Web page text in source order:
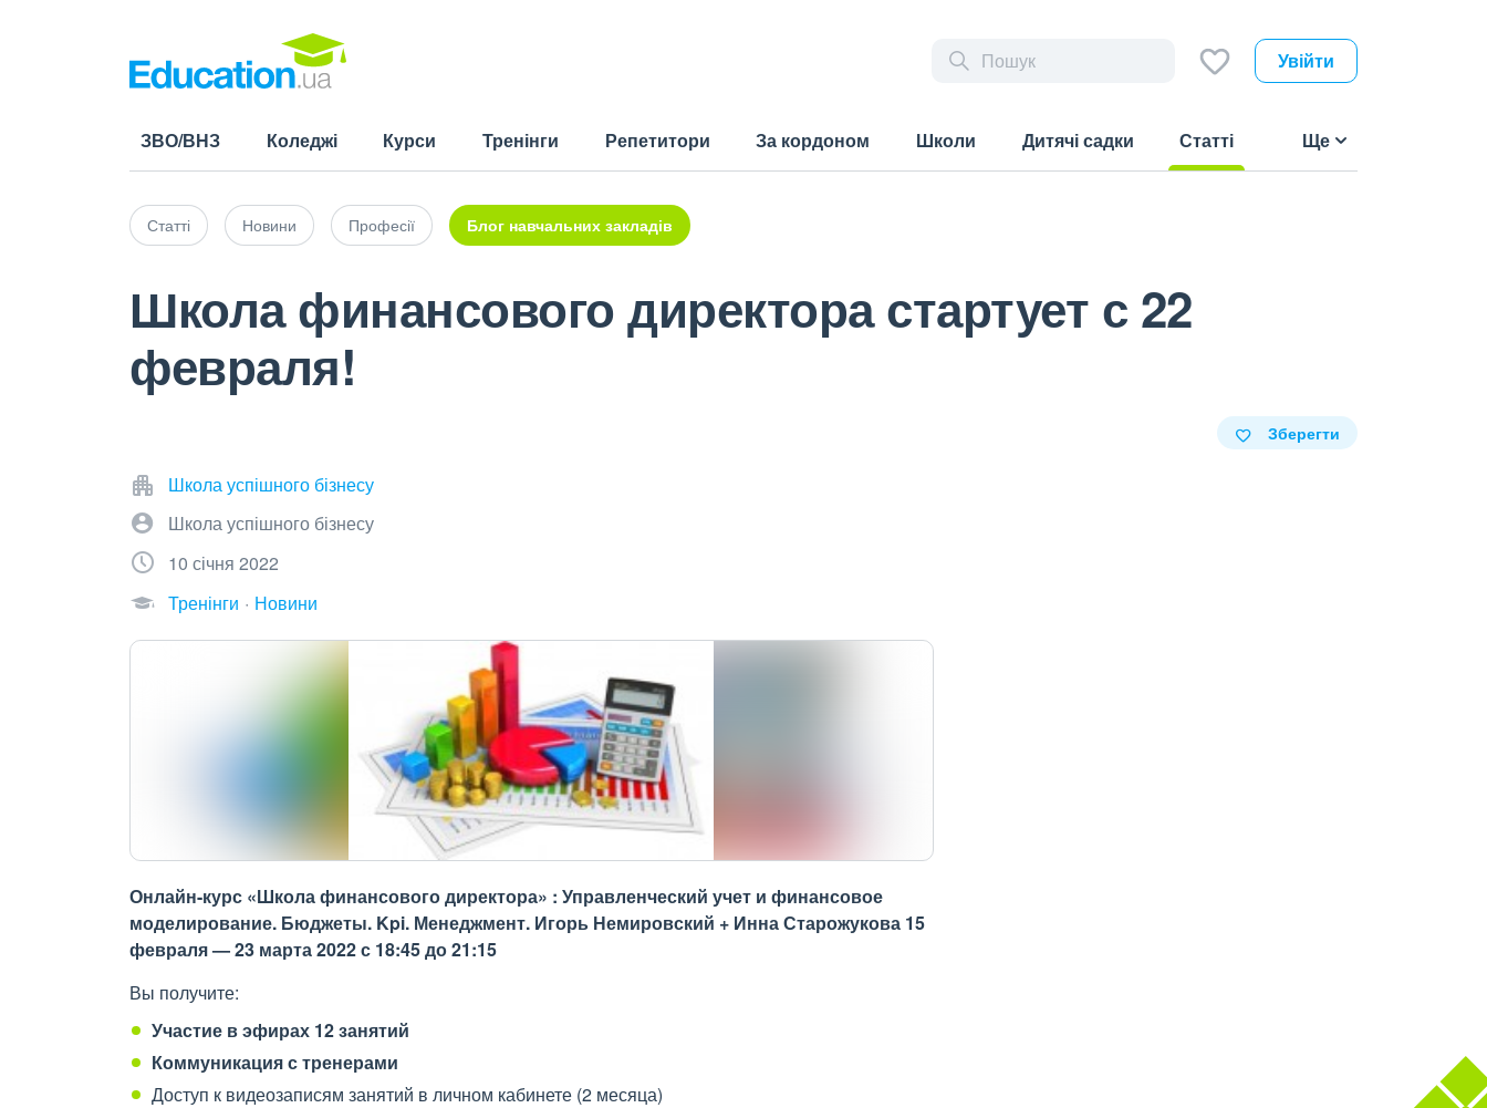
Увійти
ЗВО/ВНЗ Коледжі Курси Тренінги Репетитори За кордоном Школи Дитячі садки
Статті
Ще
Статті Новини Професії Блог навчальних закладів
Школа финансового директора стартует с 22
февраля!
Зберегти
Школа успішного бізнесу
Школа успішного бізнесу
10 січня 2022
Тренінги
Новини
Онлайн-курс «Школа финансового директора» : Управленческий учет и финансовое
моделирование. Бюджеты. Kpi. Менеджмент. Игорь Немировский + Инна Старожукова 15
февраля — 23 марта 2022 с 18:45 до 21:15
Вы получите:
Участие в эфирах 12 занятий
Коммуникация с тренерами
Доступ к видеозаписям занятий в личном кабинете (2 месяца)